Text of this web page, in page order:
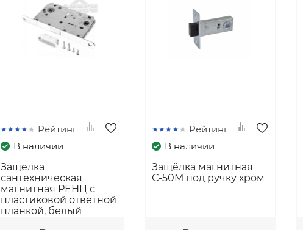
Рейтинг
В наличии
Защелка
сантехническая
магнитная РЕНЦ с
пластиковой ответной
планкой, белый
Рейтинг
В наличии
Защёлка магнитная
С-50М под ручку хром